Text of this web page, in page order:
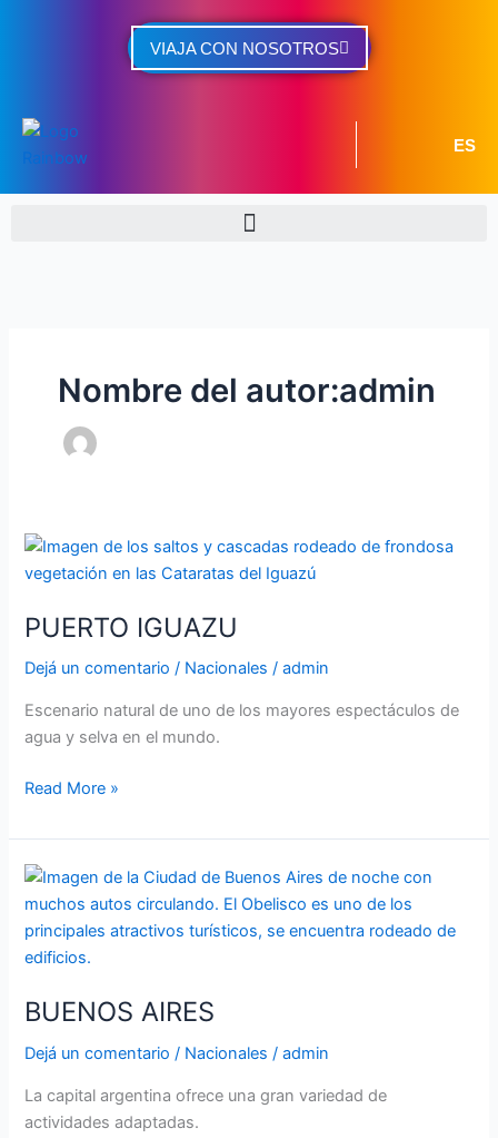
VIAJA CON NOSOTROS
ES
Nombre del autor:admin
PUERTO IGUAZU
Dejá un comentario / Nacionales /admin
Escenario natural de uno de los mayores espectáculos de
agua y selva en el mundo.
PUERTO
IGUAZU
Read More »
BUENOS AIRES
Dejá un comentario / Nacionales /admin
La capital argentina ofrece una gran variedad de
actividades adaptadas.
BUENOS
AIRES